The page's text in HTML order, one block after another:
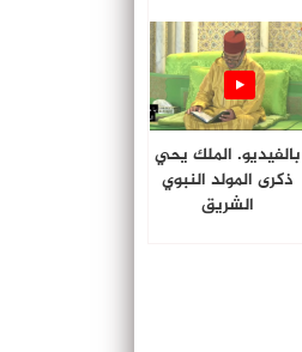
بالفيديو. الملك يحي
ذكرى المولد النبوي
الشريق